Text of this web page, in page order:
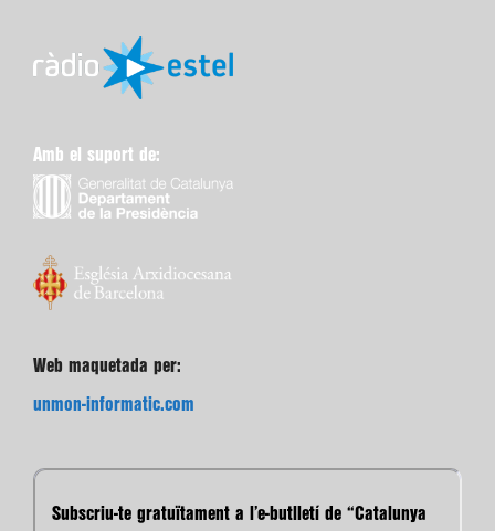
Amb el suport de:
Web maquetada per:
unmon-informatic.com
Subscriu-te gratuïtament a l’e-butlletí de “Catalunya